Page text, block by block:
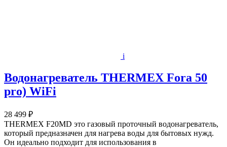
i
Водонагреватель THERMEX Fora 50
pro) WiFi
28 499 ₽
THERMEX F20MD это газовый проточный водонагреватель,
который предназначен для нагрева воды для бытовых нужд.
Он идеально подходит для использования в